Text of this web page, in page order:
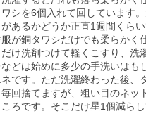
シを6個入れて回しています
あるかどうか正直1週間くら
が銅タワシだけでも柔らかく
け洗剤つけて軽くこすり、洗
どは始めに多少の手洗いはも
です。ただ洗濯終わった後、
回捨てますが、粗い目のネッ
ろです。そこだけ星1個減ら